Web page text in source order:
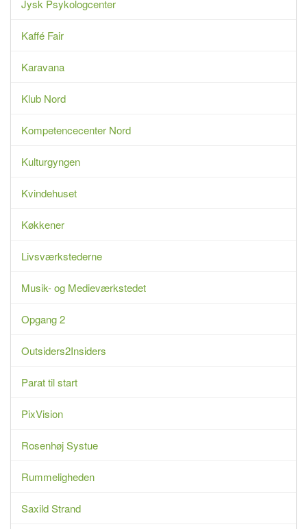
Jysk Psykologcenter
Kaffé Fair
Karavana
Klub Nord
Kompetencecenter Nord
Kulturgyngen
Kvindehuset
Køkkener
Livsværkstederne
Musik- og Medieværkstedet
Opgang 2
Outsiders2Insiders
Parat til start
PixVision
Rosenhøj Systue
Rummeligheden
Saxild Strand